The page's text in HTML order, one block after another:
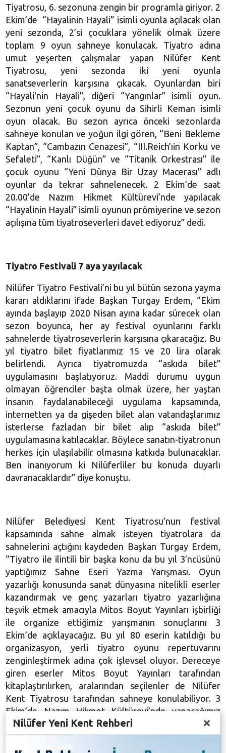
Tiyatrosu, 6. sezonuna zengin bir programla giriyor. 2
Ekim’de “Hayalinin Hayali” isimli oyunla açılacak olan
yeni sezonda, 2’si çocuklara yönelik olmak üzere
toplam 9 oyun sahneye konulacak. Tiyatro adına
umut yeşerten çalışmalar yapan Nilüfer Kent
Tiyatrosu, yeni sezonda iki yeni oyunla
sanatseverlerin karşısına çıkacak. Oyunlardan biri
“Hayali'nin Hayali”, diğeri “Yangınlar” isimli oyun.
Sezonun yeni çocuk oyunu da Sihirli Keman isimli
oyun olacak. Bu sezon ayrıca önceki sezonlarda
sahneye konulan ve yoğun ilgi gören, “Beni Bekleme
Kaptan”, “Cambazın Cenazesi”, “III.Reich’ıin Korku ve
Sefaleti”, “Kanlı Düğün” ve “Titanik Orkestrası” ile
çocuk oyunu “Yeni Dünya Bir Uzay Macerası” adlı
oyunlar da tekrar sahnelenecek. 2 Ekim’de saat
20.00’de Nazım Hikmet Kültürevi’nde yapılacak
“Hayalinin Hayali” isimli oyunun prömiyerine ve sezon
açılışına tüm tiyatroseverleri davet ediyoruz” dedi.
Tiyatro Festivali 7 aya yayılacak
Nilüfer Tiyatro Festivali’ni bu yıl bütün sezona yayma
kararı aldıklarını ifade Başkan Turgay Erdem, “Ekim
ayında başlayıp 2020 Nisan ayına kadar sürecek olan
sezon boyunca, her ay festival oyunlarını farklı
sahnelerde tiyatroseverlerin karşısına çıkaracağız. Bu
yıl tiyatro bilet fiyatlarımız 15 ve 20 lira olarak
belirlendi. Ayrıca tiyatromuzda “askıda bilet”
uygulamasını başlatıyoruz. Maddi durumu uygun
olmayan öğrenciler başta olmak üzere, her yaştan
insanın faydalanabileceği uygulama kapsamında,
internetten ya da gişeden bilet alan vatandaşlarımız
isterlerse fazladan bir bilet alıp “askıda bilet”
uygulamasına katılacaklar. Böylece sanatın-tiyatronun
herkes için ulaşılabilir olmasına katkıda bulunacaklar.
Ben inanıyorum ki Nilüferliler bu konuda duyarlı
davranacaklardır” diye konuştu.
Nilüfer Belediyesi Kent Tiyatrosu’nun festival
kapsamında sahne almak isteyen tiyatrolara da
sahnelerini açtığını kaydeden Başkan Turgay Erdem,
“Tiyatro ile ilintili bir başka konu da bu yıl 3’ncüsünü
yaptığımız Sahne Eseri Yazma Yarışması. Oyun
yazarlığı konusunda sanat dünyasına nitelikli eserler
kazandırmak ve genç yazarları tiyatro yazarlığına
teşvik etmek amacıyla Mitos Boyut Yayınları işbirliği
ile organize ettiğimiz yarışmanın sonuçlarını 3
Ekim’de açıklayacağız. Bu yıl 80 eserin katıldığı bu
organizasyon, yerli tiyatro oyunu repertuvarını
zenginleştirmek adına çok işlevsel oluyor. Dereceye
giren eserler Mitos Boyut Yayınları tarafından
kitaplaştırılırken, aralarından seçilenler de Nilüfer
Kent Tiyatrosu tarafından sahneye konulabiliyor. 3
Ekim’de Nazım Hikmet Kültürevi’nde yapacağımız
törende ödüle değer görülen eserleri açıklayacağız.
O gün ayrıca aynı mekanda Bursa’da modern
tiyatronun kuruluşu ve 140 yıllık macerasını anlatan
Nilüfer Yeni Kent Rehberi